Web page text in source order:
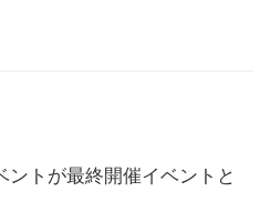
ントが最終開催イベントと